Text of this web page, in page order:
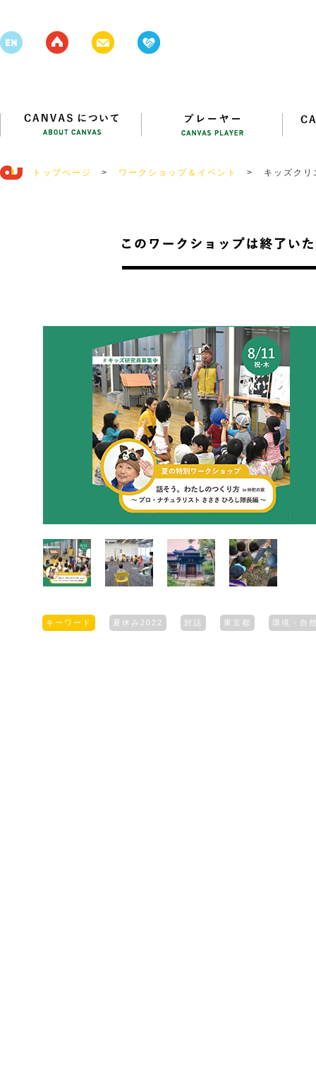
トップページ > ワークショップ＆イベント >
キッズク
キーワード 夏休み2022 対話 東京都 環境・自